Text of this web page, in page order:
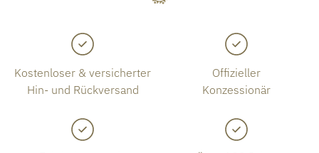
Kostenloser & versicherter
Hin- und Rückversand
Offizieller
Konzessionär